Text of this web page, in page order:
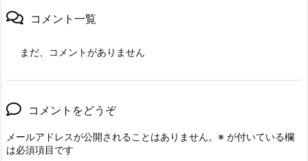
コメント一覧
まだ、コメントがありません
コメントをどうぞ
メールアドレスが公開されることはありません。 ※ が付いている欄
は必須項目です